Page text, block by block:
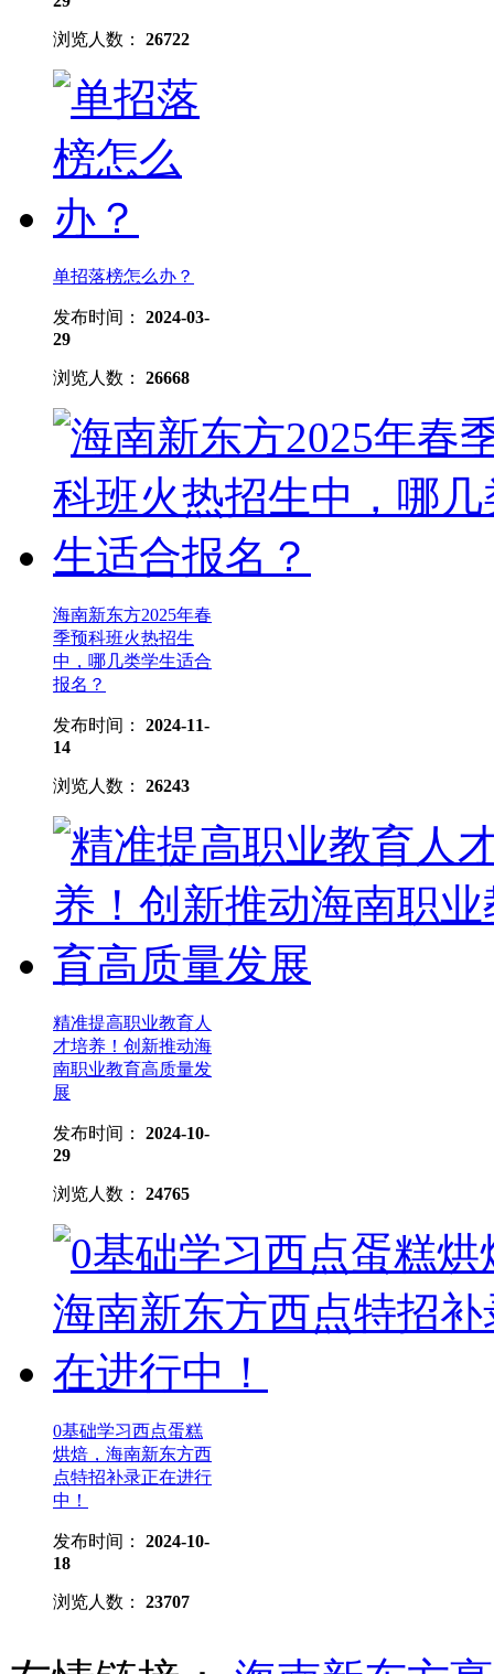
浏览人数： 26722
单招落榜怎么办？
发布时间： 2024-03-
29
浏览人数： 26668
海南新东方2025年春
季预科班火热招生
中，哪几类学生适合
报名？
发布时间： 2024-11-
14
浏览人数： 26243
精准提高职业教育人
才培养！创新推动海
南职业教育高质量发
展
发布时间： 2024-10-
29
浏览人数： 24765
0基础学习西点蛋糕
烘焙，海南新东方西
点特招补录正在进行
中！
发布时间： 2024-10-
18
浏览人数： 23707